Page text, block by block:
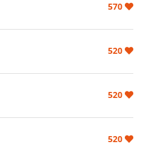
570
520
520
520